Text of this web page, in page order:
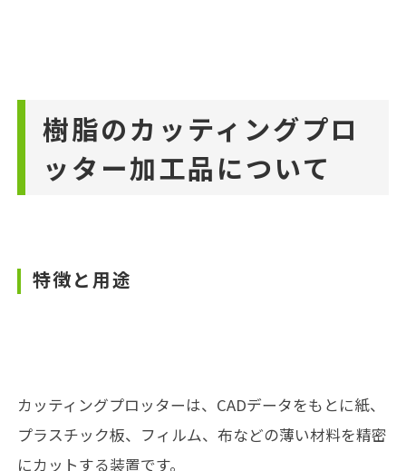
樹脂のカッティングプロ
ッター加工品について
特徴と用途
カッティングプロッターは、CADデータをもとに紙、
プラスチック板、フィルム、布などの薄い材料を精密
にカットする装置です。